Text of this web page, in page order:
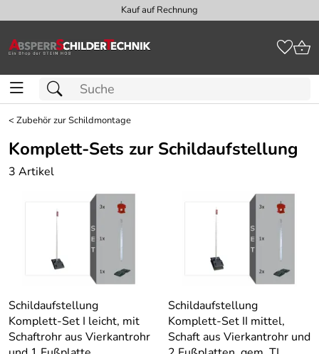
Kauf auf Rechnung
<Zubehör zur Schildmontage
Komplett-Sets zur Schildaufstellung
3 Artikel
Schildaufstellung
Komplett-Set I leicht, mit
Schaftrohr aus Vierkantrohr
Schildaufstellung
Komplett-Set II mittel,
Schaft aus Vierkantrohr und